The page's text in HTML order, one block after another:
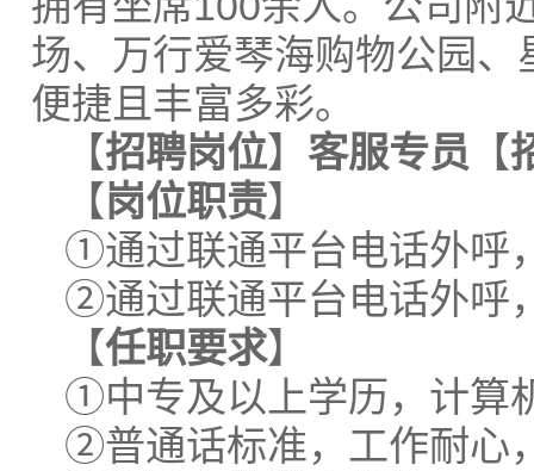
场、万行爱琴海购物公园
便捷且丰富多彩。
【招聘岗位】 客服专员 【
【岗位职责】
①通过联通平台电话外呼
②通过联通平台电话外呼
【任职要求】
①中专及以上学历，计算
②普通话标准，工作耐心